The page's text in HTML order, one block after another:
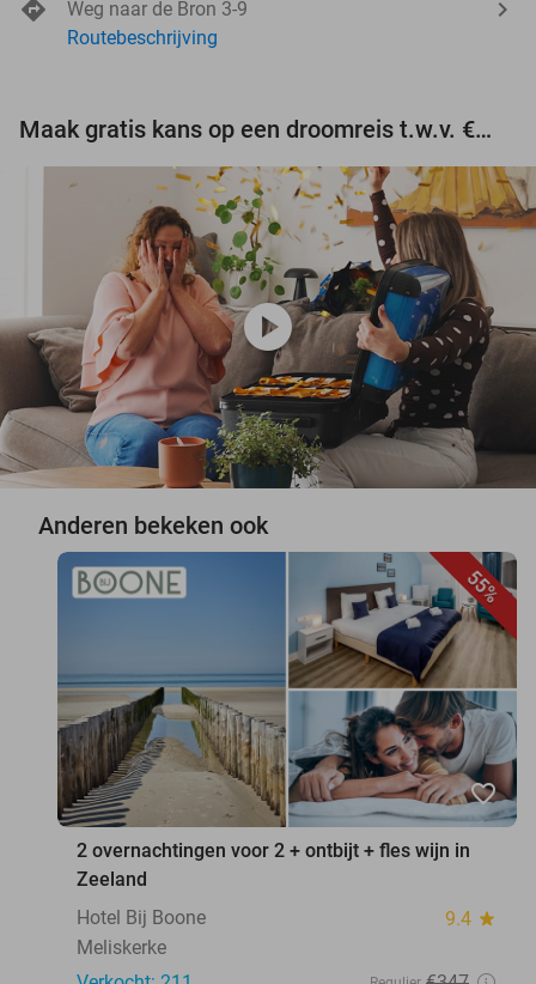
Weg naar de Bron 3-9
Routebeschrijving
Maak gratis kans op een droomreis t.w.v. €3.000!
play_circle
Anderen bekeken ook
55%
favorite_border
2 overnachtingen voor 2 + ontbijt + fles wijn in
Zeeland
Hotel Bij Boone
9.4 star
Meliskerke